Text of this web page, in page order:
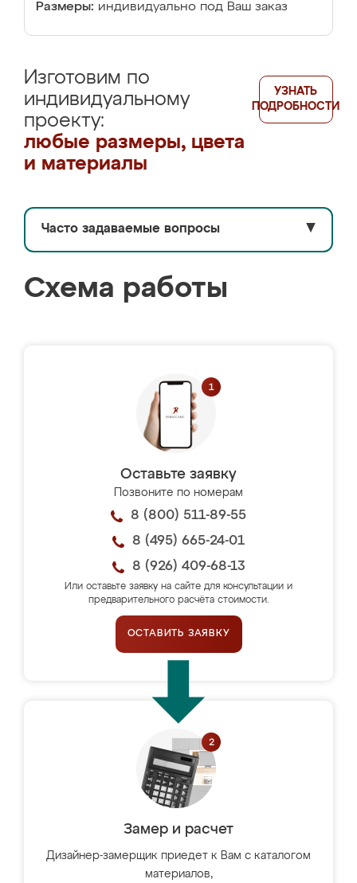
Размеры: индивидуально под Ваш заказ
Изготовим по
индивидуальному
проекту:
любые размеры, цвета
и материалы
УЗНАТЬ
ПОДРОБНОСТИ
Часто задаваемые вопросы ▼
Схема работы
Оставьте заявку
Позвоните по номерам
8 (800) 511-89-55
8 (495) 665-24-01
8 (926) 409-68-13
Или оставьте заявку на сайте для консультации и
предварительного расчёта стоимости.
ОСТАВИТЬ ЗАЯВКУ
Замер и расчет
Дизайнер-замерщик приедет к Вам с каталогом
материалов,